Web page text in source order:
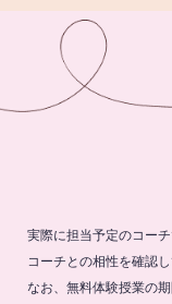
実際に担当予定のコー
コーチとの相性を確認
なお、無料体験授業の